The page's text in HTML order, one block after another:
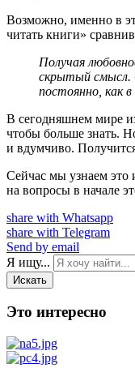
Возможно, именно в
читать книги»
Получая
скрытый смысл.
постоянно, как в
В сегодняшнем мире
чтобы больше знать.
и вдумчиво.
Сейчас мы узнаем это
на вопросы в начале
share with Whatsapp
share with Telegram
Send by email
Я ищу...
Искать
Это интересно